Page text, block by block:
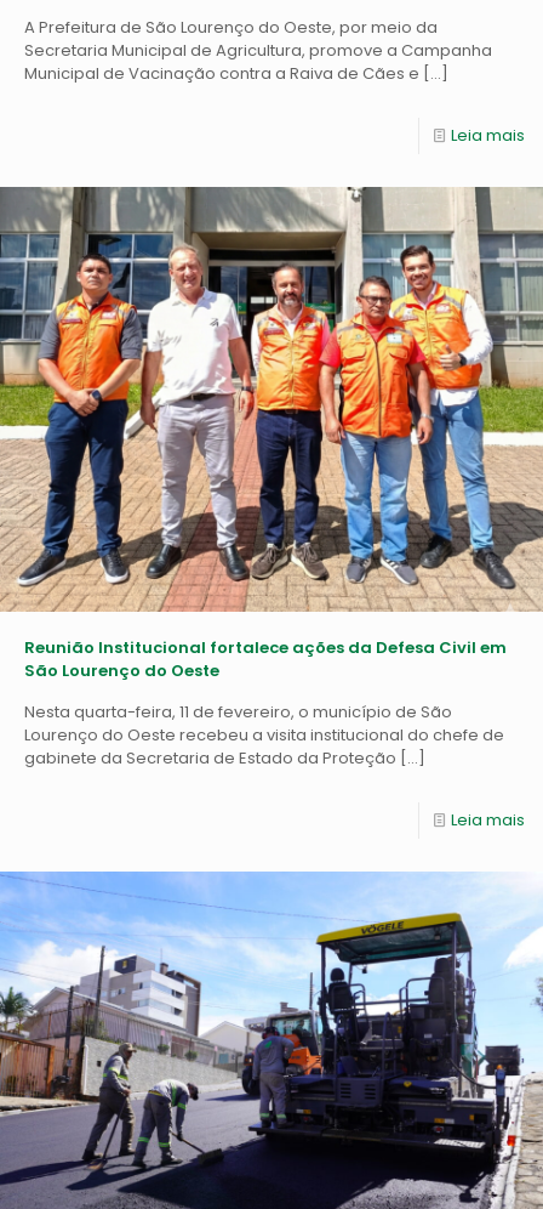
A Prefeitura de São Lourenço do Oeste, por meio da
Secretaria Municipal de Agricultura, promove a Campanha
Municipal de Vacinação contra a Raiva de Cães e […]
Leia mais
Reunião Institucional fortalece ações da Defesa Civil em
São Lourenço do Oeste
Nesta quarta-feira, 11 de fevereiro, o município de São
Lourenço do Oeste recebeu a visita institucional do chefe de
gabinete da Secretaria de Estado da Proteção […]
Leia mais